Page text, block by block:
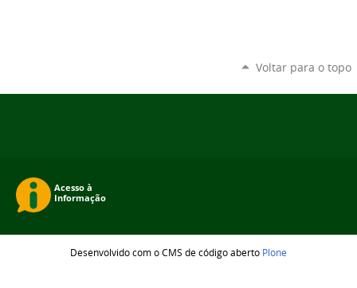
Voltar para o topo
Desenvolvido com o CMS de código aberto Plone